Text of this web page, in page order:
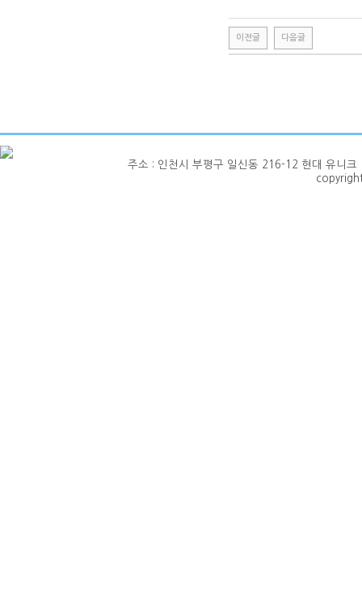
이전글 다음글
주소 : 인천시 부평구 일신동 216-12 현대 유니